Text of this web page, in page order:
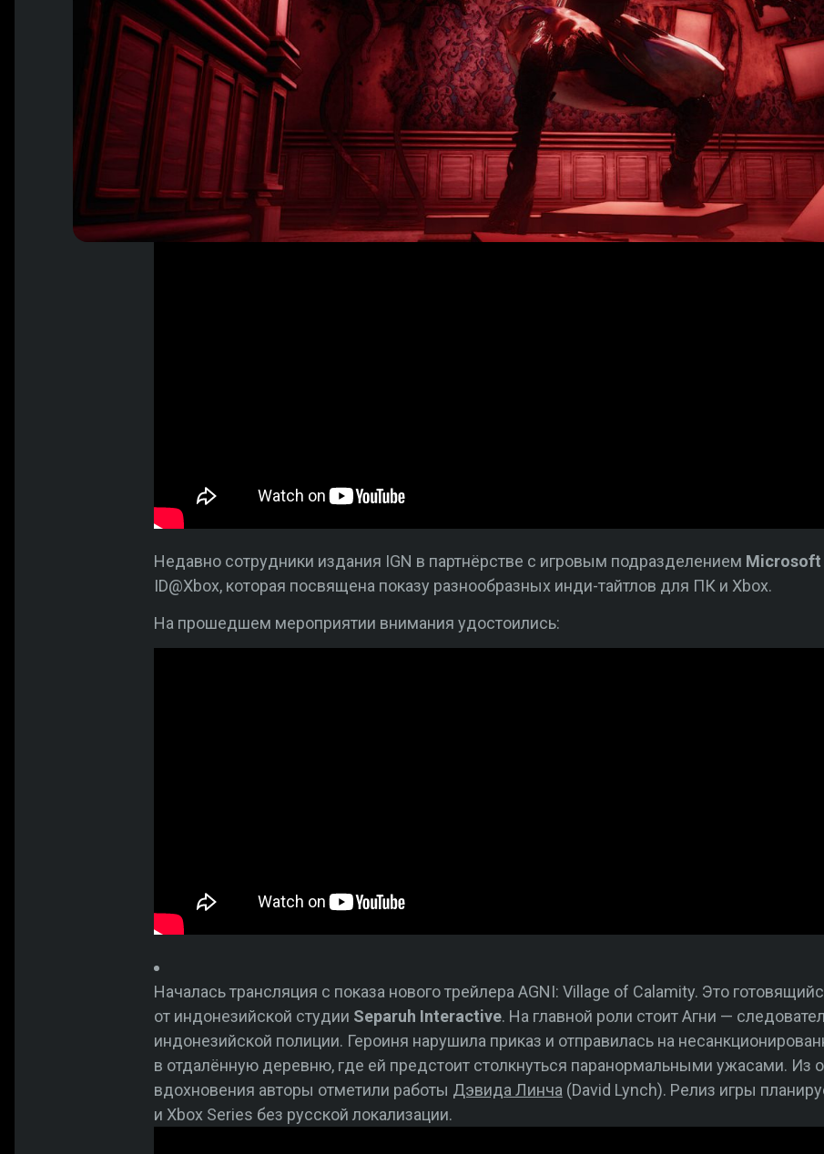
Недавно сотрудники издания IGN в партнёрстве с игровым подразделением Microsoft
ID@Xbox, которая посвящена показу разнообразных инди-тайтлов для ПК и Xbox.
На прошедшем мероприятии внимания удостоились:
Началась трансляция с показа нового трейлера AGNI: Village of Calamity. Это
от индонезийской студии Separuh Interactive. На главной роли стоит Агни —
индонезийской полиции. Героиня нарушила приказ и отправилась на
в отдалённую деревню, где ей предстоит столкнуться паранормальными ужасами. Из
вдохновения авторы отметили работы Дэвида Линча (David Lynch). Релиз игры
и Xbox Series без русской локализации.